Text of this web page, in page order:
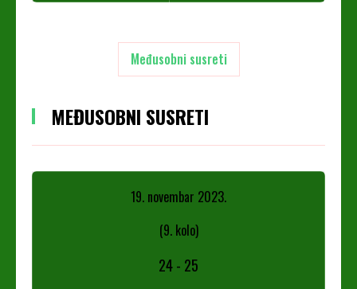
Međusobni susreti
MEĐUSOBNI SUSRETI
19. novembar 2023.
(9. kolo)
24- 25